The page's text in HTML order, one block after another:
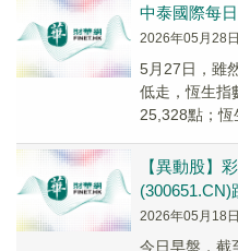
中泰國際每
2026年05月28
5月27日，雖
低走，恆生指
25,328點；恆
【異動股】
(300651.CN)
2026年05月18
今日早盤，截